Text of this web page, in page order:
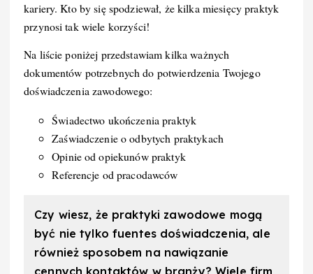
kariery. Kto by się spodziewał, że kilka miesięcy praktyk
przynosi tak wiele korzyści!
Na liście poniżej przedstawiam kilka ważnych
dokumentów potrzebnych do potwierdzenia Twojego
doświadczenia zawodowego:
Świadectwo ukończenia praktyk
Zaświadczenie o odbytych praktykach
Opinie od opiekunów praktyk
Referencje od pracodawców
Czy wiesz, że praktyki zawodowe mogą
być nie tylko fuentes doświadczenia, ale
również sposobem na nawiązanie